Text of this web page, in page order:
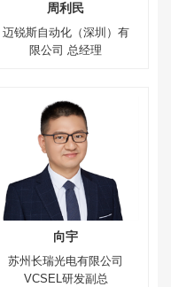
周利民
迈锐斯自动化（深圳）有
限公司 总经理
向宇
苏州长瑞光电有限公司
VCSEL研发副总